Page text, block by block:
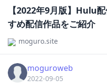
【2022年9月版】Hulu
すめ配信作品をご紹介
moguro.site
moguroweb
2022-09-05